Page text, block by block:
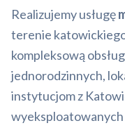
Realizujemy usługę
terenie
kompleksową
jednorodzinnych,
instytucjom z
wyeksploatowanych